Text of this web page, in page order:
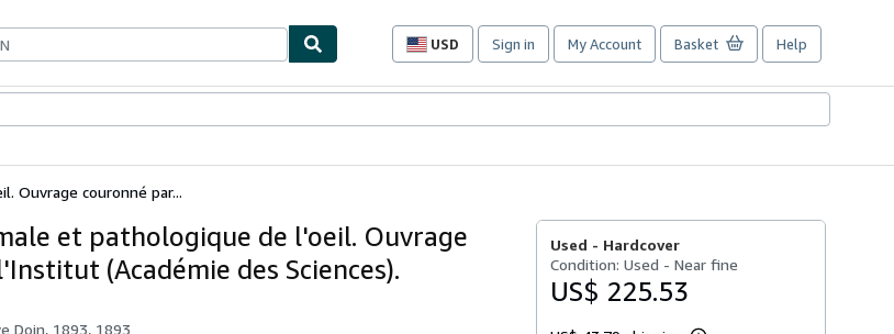
USD
Site
preferences
Sign in My Account Basket Help
Ouvrage couronné par...
et pathologique de l'oeil. Ouvrage
(Académie des Sciences).
Doin, 1893, 1893
Used - Hardcover
Condition: Used - Near fine
US$ 225.53